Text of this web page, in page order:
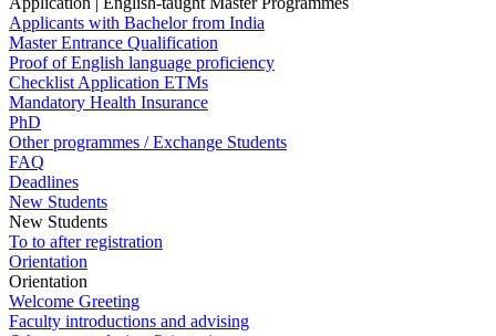
Applicants with Bachelor from India
Master Entrance Qualification
Proof of English language proficiency
Checklist Application ETMs
Mandatory Health Insurance
PhD
Other programmes / Exchange Students
FAQ
Deadlines
New Students
New Students
To to after registration
Orientation
Orientation
Welcome Greeting
Faculty introductions and advising